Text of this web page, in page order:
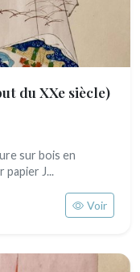
du XXe siècle)
sur bois en
papier J...
Voir